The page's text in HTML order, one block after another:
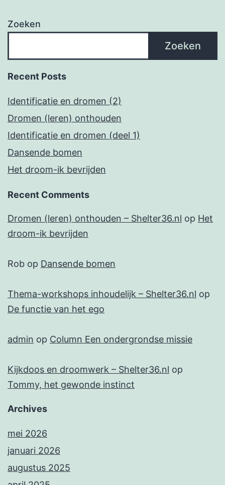
Zoeken
Zoeken
Recent Posts
Identificatie en dromen (2)
Dromen (leren) onthouden
Identificatie en dromen (deel 1)
Dansende bomen
Het droom-ik bevrijden
Recent Comments
Dromen (leren) onthouden – Shelter36.nl op Het
droom-ik bevrijden
Rob op Dansende bomen
Thema-workshops inhoudelijk – Shelter36.nl op
De functie van het ego
admin op Column Een ondergrondse missie
Kijkdoos en droomwerk – Shelter36.nl op
Tommy, het gewonde instinct
Archives
mei 2026
januari 2026
augustus 2025